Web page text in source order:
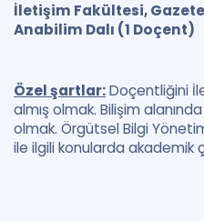
İletişim Fakültesi,
Anabilim Dalı (1 Doçent)
Özel şartlar:Doçentliğini
almış olmak. Bilişim
olmak. Örgütsel Bilgi
ile ilgili konularda akademik